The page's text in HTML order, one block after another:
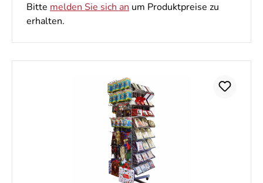
Bitte melden Sie sich an um Produktpreise zu
erhalten.